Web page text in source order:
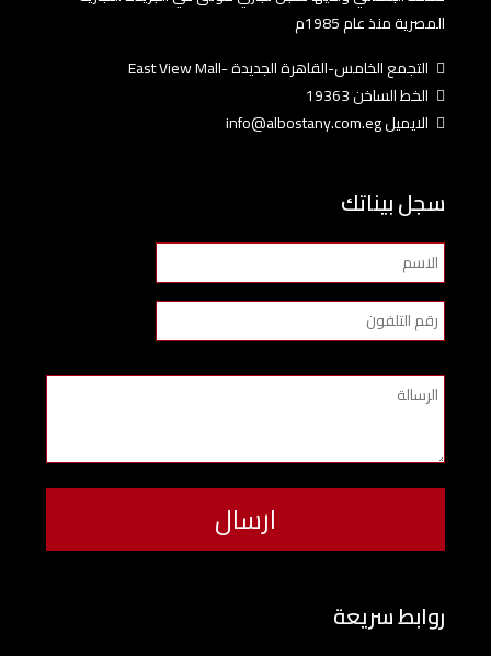
المصرية منذ عام 1985م
التجمع الخامس-القاهرة الجديدة -East View Mall
الخط الساخن 19363
الايميل info@albostany.com.eg
سجل بيناتك
روابط سريعة